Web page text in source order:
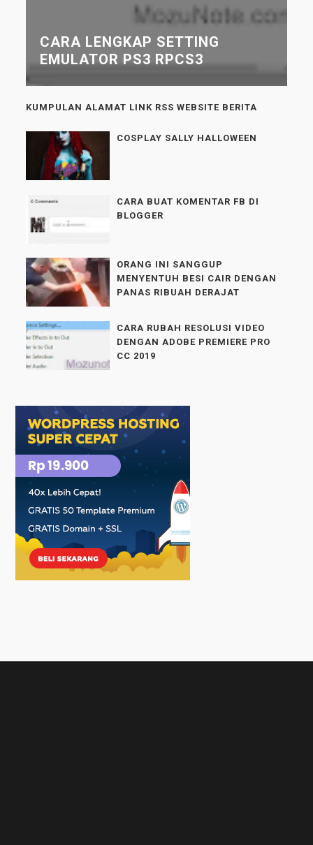
CARA LENGKAP SETTING
EMULATOR PS3 RPCS3
KUMPULAN ALAMAT LINK RSS WEBSITE BERITA
COSPLAY SALLY HALLOWEEN
CARA BUAT KOMENTAR FB DI
BLOGGER
ORANG INI SANGGUP
MENYENTUH BESI CAIR DENGAN
PANAS RIBUAH DERAJAT
CARA RUBAH RESOLUSI VIDEO
DENGAN ADOBE PREMIERE PRO
CC 2019